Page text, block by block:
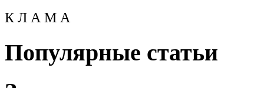
К Л А М А
Популярные статьи